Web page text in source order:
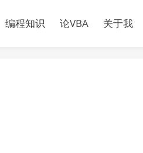
编程知识 论VBA 关于我